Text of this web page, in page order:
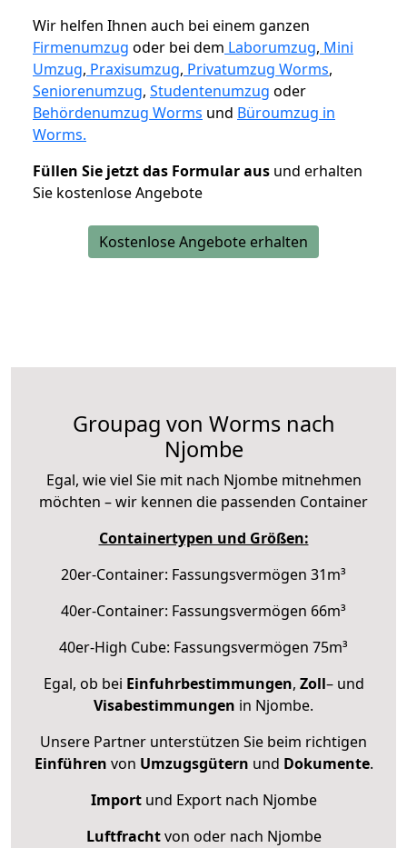
Wir helfen Ihnen auch bei einem ganzen
Firmenumzug oder bei dem Laborumzug, Mini
Umzug, Praxisumzug, Privatumzug Worms,
Seniorenumzug, Studentenumzug oder
Behördenumzug Worms und Büroumzug in
Worms.
Füllen Sie jetzt das Formular aus und erhalten
Sie kostenlose Angebote
Kostenlose Angebote erhalten
Groupag von Worms nach
Njombe
Egal, wie viel Sie mit nach Njombe mitnehmen
möchten – wir kennen die passenden Container
Containertypen und Größen:
20er-Container: Fassungsvermögen 31m³
40er-Container: Fassungsvermögen 66m³
40er-High Cube: Fassungsvermögen 75m³
Egal, ob bei Einfuhrbestimmungen, Zoll– und
Visabestimmungen in Njombe.
Unsere Partner unterstützen Sie beim richtigen
Einführen von Umzugsgütern und Dokumente.
Importund Export nach Njombe
Luftfrachtvon oder nach Njombe